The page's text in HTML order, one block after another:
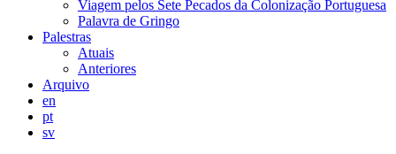
Viagem pelos Sete Pecados da Colonização Portuguesa
Palavra de Gringo
Palestras
Atuais
Anteriores
Arquivo
en
pt
sv